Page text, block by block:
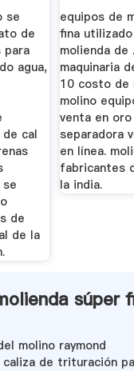
se
de
para
agua,
cal
de
de la
equipos de
fina
molienda de
maquinaria
10 costo de
molino
venta en oro
separadora
en línea.
fabricantes
la india.
súper
molino raymond
de trituración